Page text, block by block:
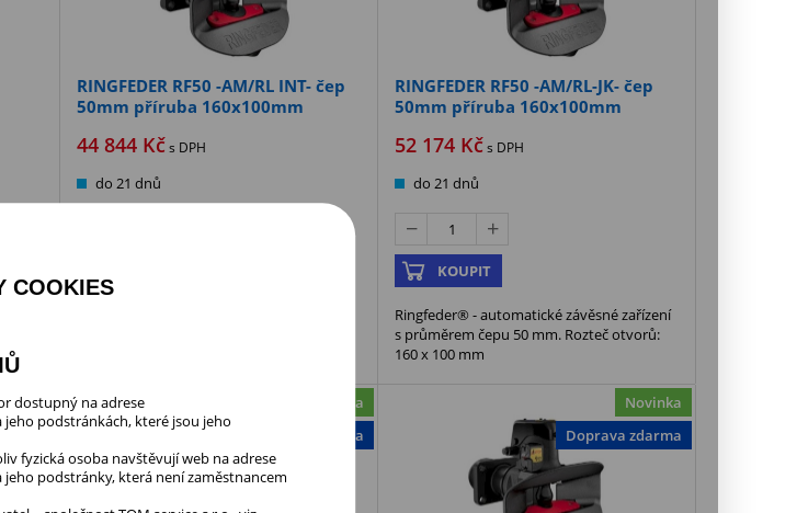
RINGFEDER RF50 -AM/RL INT- čep
50mm příruba 160x100mm
44 844Kčs DPH
do 21 dnů
RINGFEDER RF50 -AM/RL-JK- čep
50mm příruba 160x100mm
52 174 Kčs DPH
do 21 dnů
KOUPIT
Ringfeder® - automatické závěsné zařízení
s průměrem čepu 50 mm. Rozteč otvorů:
160 x 100 mm
Novinka
Doprava zdarma
Novinka
Doprava zdarma
COOKIES
dostupný na adrese
jeho podstránkách, které jsou jeho
fyzická osoba navštěvují web na adrese
jeho podstránky, která není zaměstnancem